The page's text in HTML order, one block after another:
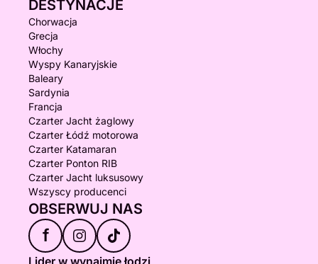
DESTYNACJE
Chorwacja
Grecja
Włochy
Wyspy Kanaryjskie
Baleary
Sardynia
Francja
Czarter Jacht żaglowy
Czarter Łódź motorowa
Czarter Katamaran
Czarter Ponton RIB
Czarter Jacht luksusowy
Wszyscy producenci
OBSERWUJ NAS
f
Lider w wynajmie łodzi